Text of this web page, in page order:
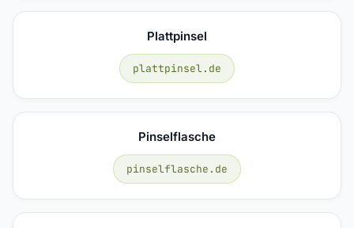
Plattpinsel
plattpinsel.de
Pinselflasche
pinselflasche.de